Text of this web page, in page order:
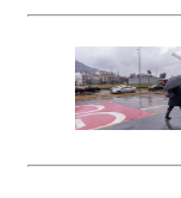
Carahue por
río Damas:
activa
mensajería
SAE